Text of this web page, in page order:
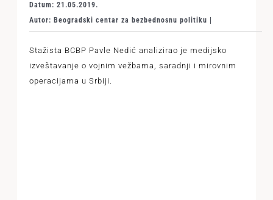
Datum: 21.05.2019.
Autor: Beogradski centar za bezbednosnu politiku |
Stažista BCBP Pavle Nedić analizirao je medijsko
izveštavanje o vojnim vežbama, saradnji i mirovnim
operacijama u Srbiji.